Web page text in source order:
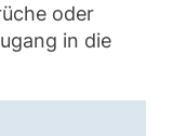
oder
in die